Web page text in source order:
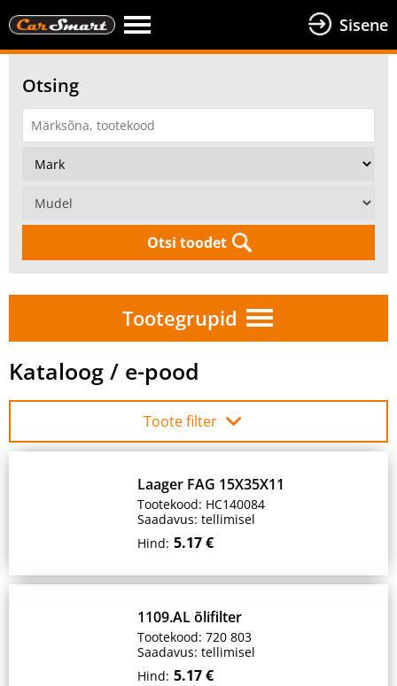
Sisene
Otsing
Otsi toodet
Tootegrupid
Kataloog / e-pood
Toote filter
Laager FAG 15X35X11
Tootekood: HC140084
Saadavus: tellimisel
Hind: 5.17 €
1109.AL õlifilter
Tootekood: 720 803
Saadavus: tellimisel
Hind: 5.17 €